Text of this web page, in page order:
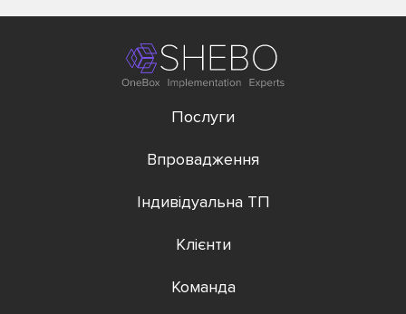
Послуги
Впровадження
Індивідуальна ТП
Клієнти
Команда